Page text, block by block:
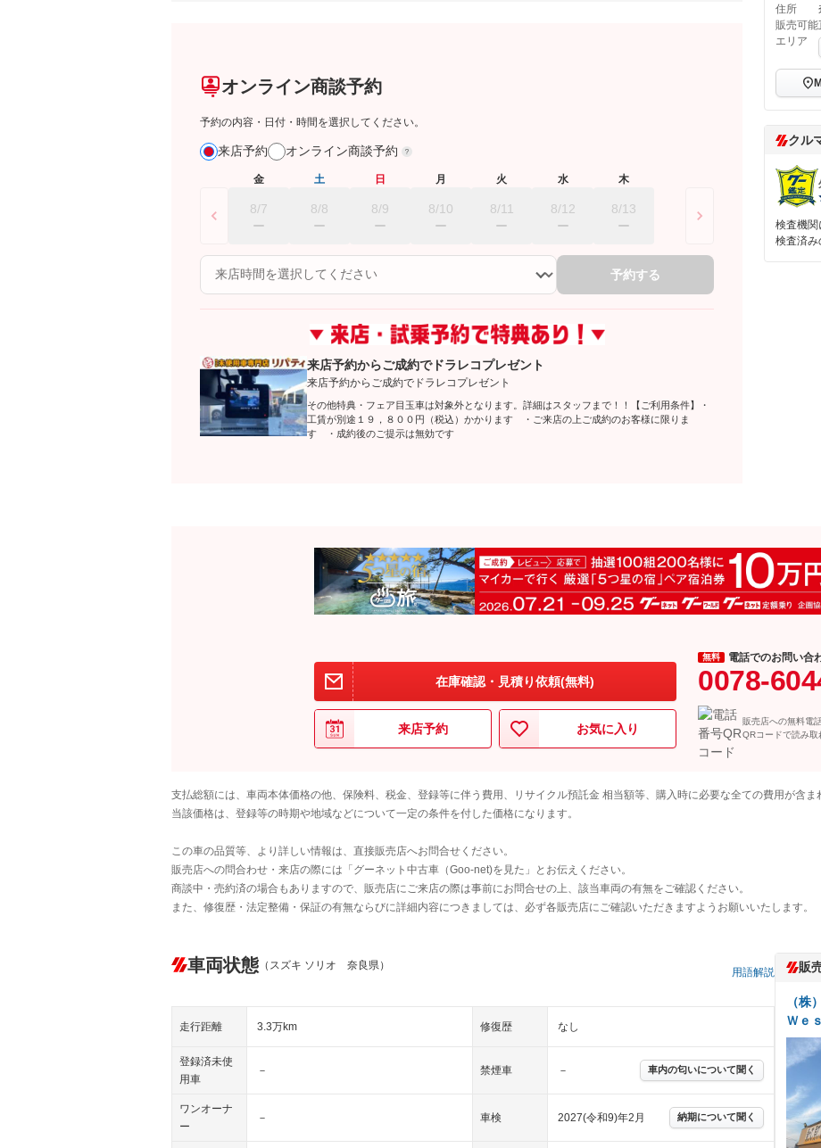
オンライン商談予約
予約の内容・日付・時間を選択してください。
来店予約 オンライン商談予約
金
8/7
土
8/8
日
8/9
月
8/10
火
8/11
水
8/12
木
8/13
予約する
来店予約からご成約でドラレコプレゼント
来店予約からご成約でドラレコプレゼント
その他特典・フェア目玉車は対象外となります。詳細はスタッフまで！！【ご利用条件】・
工賃が別途１９，８００円（税込）かかります ・ご来店の上ご成約のお客様に限りま
す ・成約後のご提示は無効です
住所
販売可能
エリア
クル
検査機関
検査済み
在庫確認・見積り依頼(無料)
来店予約 お気に入り
無料 電話でのお問い合
0078-
販売店への無料電
QRコードで読み取
支払総額には、車両本体価格の他、保険料、税金、登録等に伴う費用、リサイクル預託金 相当額等、購入時に必要な全ての費用が含ま
当該価格は、登録等の時期や地域などについて一定の条件を付した価格になります。
この車の品質等、より詳しい情報は、直接販売店へお問合せください。
販売店への問合わせ・来店の際には「グーネット中古車（Goo-net)を見た」とお伝えください。
商談中・売約済の場合もありますので、販売店にご来店の際は事前にお問合せの上、該当車両の有無をご確認ください。
また、修復歴・法定整備・保証の有無ならびに詳細内容につきましては、必ず各販売店にご確認いただきますようお願いいたします。
車両状態 （スズキ ソリオ 奈良県）
用語解説
走行距離 3.3万km 修復歴 なし
登録済未使
用車
－ 禁煙車 － 車内の匂いについて聞く
ワンオーナ
ー
－ 車検 2027(令和9)年2月 納期について聞く
販
（
Ｗｅ